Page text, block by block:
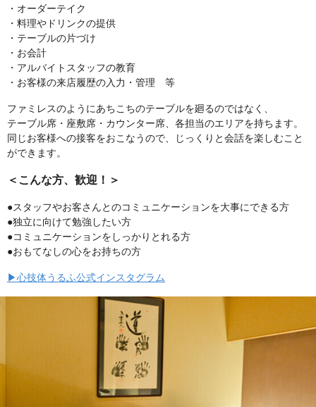
・オーダーテイク
・料理やドリンクの提供
・テーブルの片づけ
・お会計
・アルバイトスタッフの教育
・お客様の来店履歴の入力・管理 等
ファミレスのようにあちこちのテーブルを廻るのではなく、
テーブル席・座敷席・カウンター席、各担当のエリアを持ちます。
同じお客様への接客をおこなうので、じっくりと会話を楽しむこと
ができます。
＜こんな方、歓迎！＞
●スタッフやお客さんとのコミュニケーションを大事にできる方
●独立に向けて勉強したい方
●コミュニケーションをしっかりとれる方
●おもてなしの心をお持ちの方
▶心技体うるふ公式インスタグラム